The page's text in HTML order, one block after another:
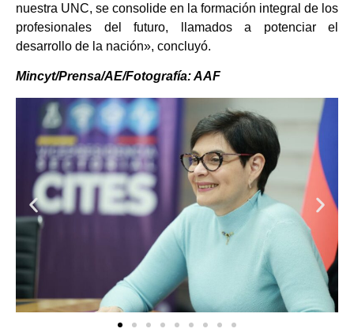
nuestra UNC, se consolide en la formación integral de los
profesionales del futuro, llamados a potenciar el
desarrollo de la nación», concluyó.
Mincyt/Prensa/AE/Fotografía: AAF